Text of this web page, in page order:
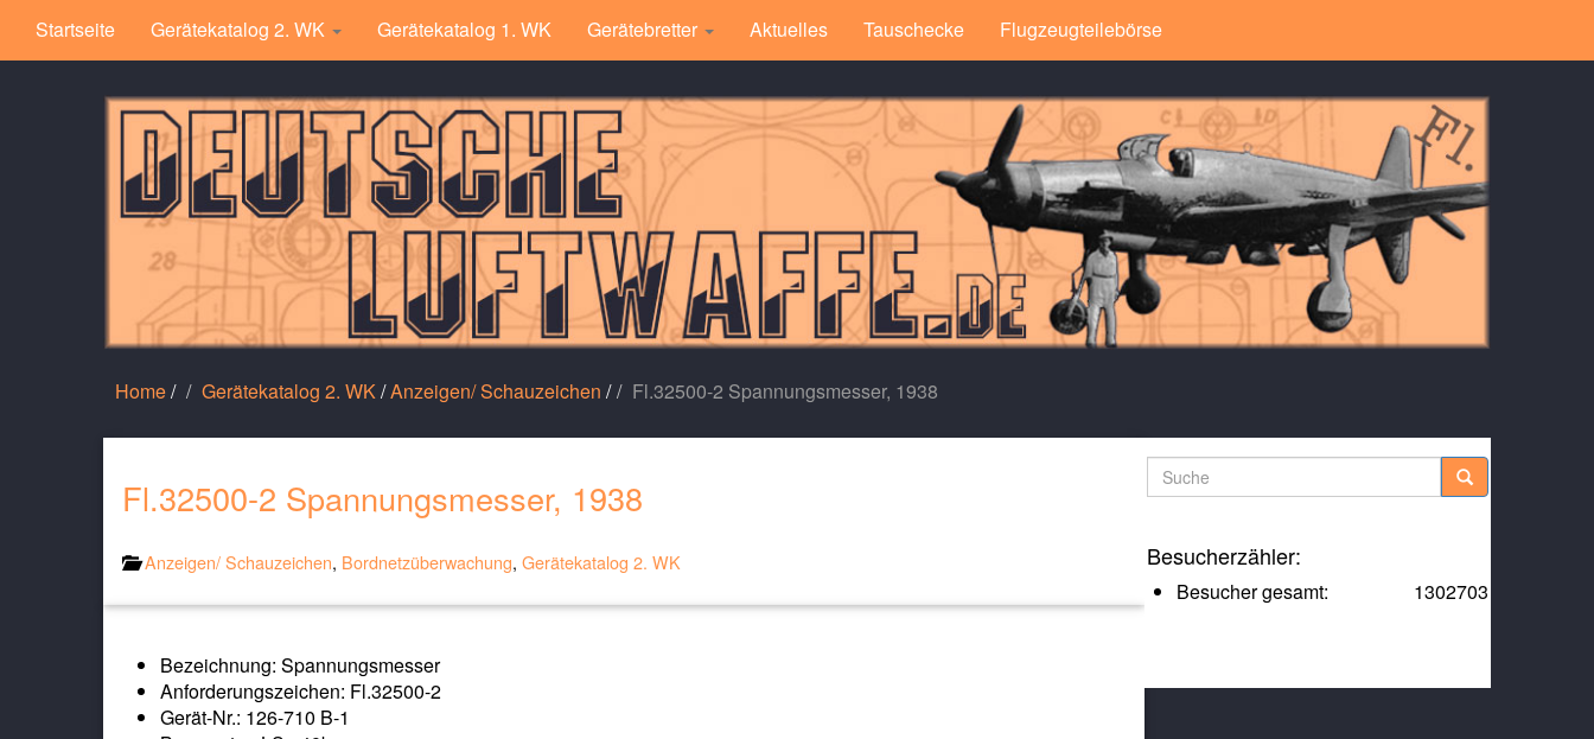
Startseite Gerätekatalog 2. WK Gerätekatalog 1. WK Gerätebretter Aktuelles Tauschecke Flugzeugteilebörse
Home/ Gerätekatalog 2. WK /Anzeigen/ Schauzeichen / Fl.32500-2 Spannungsmesser, 1938
Fl.32500-2 Spannungsmesser, 1938
Anzeigen/ Schauzeichen, Bordnetzüberwachung, Gerätekatalog 2. WK
Bezeichnung: Spannungsmesser
Anforderungszeichen: Fl.32500-2
Gerät-Nr.: 126-710 B-1
Suche
Besucherzähler:
1302703
Besucher gesamt: